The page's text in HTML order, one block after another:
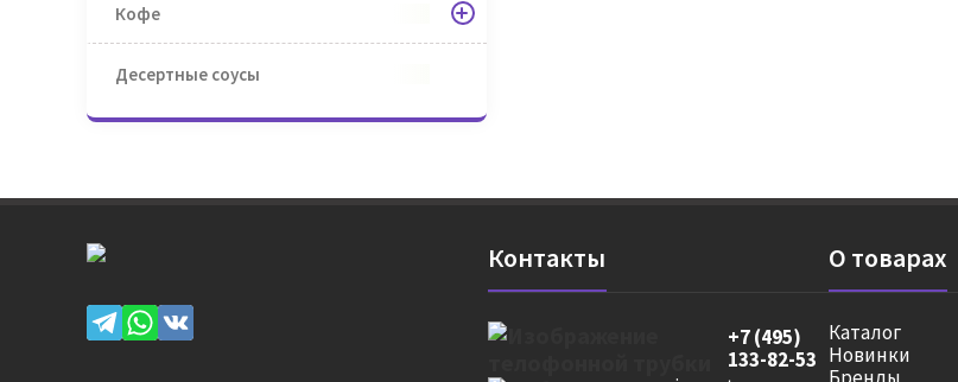
Кофе
Десертные соусы
Контакты
+7 (495)
133-82-53
О товарах
Каталог
Новинки